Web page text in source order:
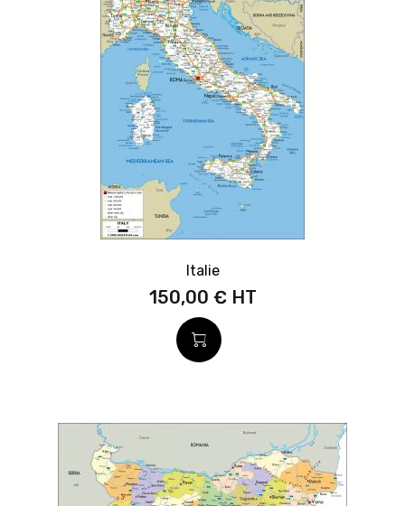
Italie
150,00 €